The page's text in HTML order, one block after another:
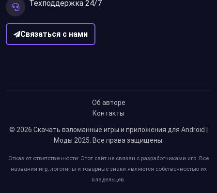
Техподдержка 24/7
Связаться с нами
Об авторе
Контакты
© 2026 Скачать взломанные игры и приложения для Android |
Моды 2025. Все права защищены.
Отказ от ответственности: Этот сайт не связан с разработчиками игр. Все
названия игр, логотипы и товарные знаки являются собственностью их
владельцев.